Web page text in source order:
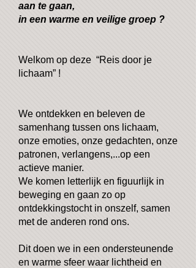
aan te gaan,
in een warme en veilige groep ?
Welkom op deze “Reis door je
lichaam” !
We ontdekken en beleven de
samenhang tussen ons lichaam,
onze emoties, onze gedachten, onze
patronen, verlangens,...op een
actieve manier.
We komen letterlijk en figuurlijk in
beweging en gaan zo op
ontdekkingstocht in onszelf, samen
met de anderen rond ons.
Dit doen we in een ondersteunende
en warme sfeer waar lichtheid en